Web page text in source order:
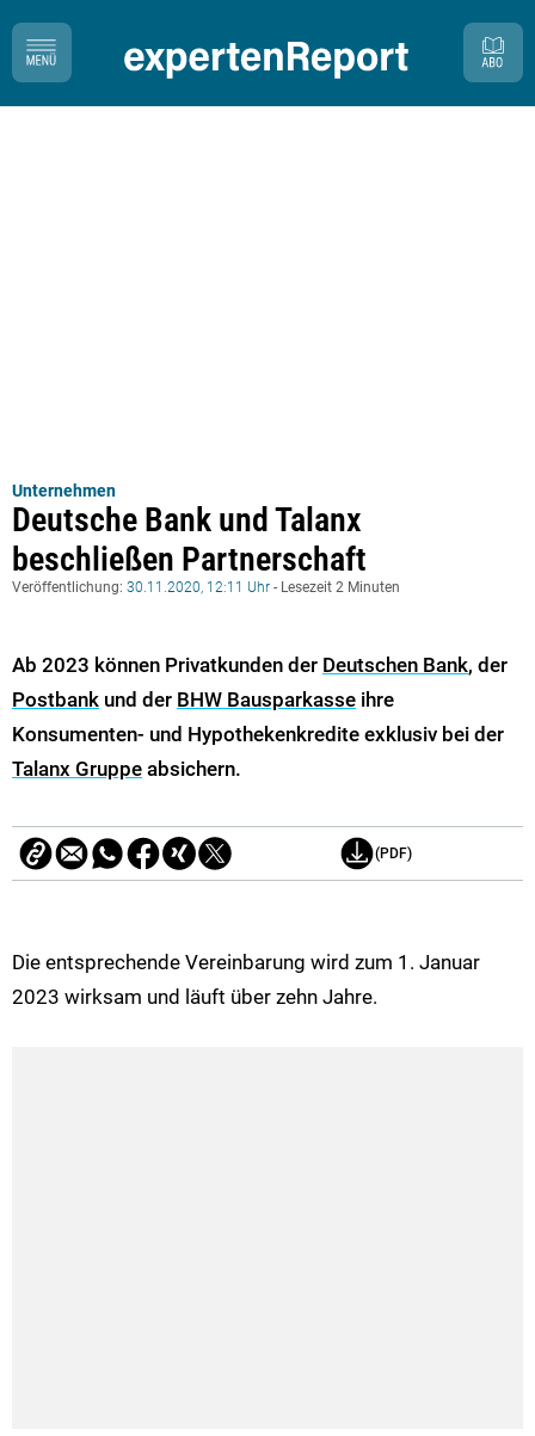
Unternehmen
Deutsche Bank und Talanx
beschließen Partnerschaft
Veröffentlichung: 30.11.2020, 12:11 Uhr - Lesezeit 2 Minuten
Ab 2023 können Privatkunden der Deutschen Bank, der
Postbank und der BHW Bausparkasse ihre
Konsumenten- und Hypothekenkredite exklusiv bei der
Talanx Gruppe absichern.
(PDF)
Die entsprechende Vereinbarung wird zum 1. Januar
2023 wirksam und läuft über zehn Jahre.